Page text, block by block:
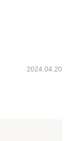
开始的主讲课
得了很高的赞
践经验，并进
要概念；
略管理有效的
2024.04.20